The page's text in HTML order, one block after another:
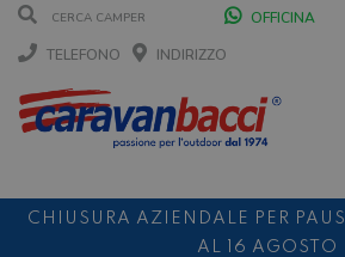
OFFICINA
TELEFONO
INDIRIZZO
CHIUSURA AZIENDALE PER
AL 16 AGOSTO